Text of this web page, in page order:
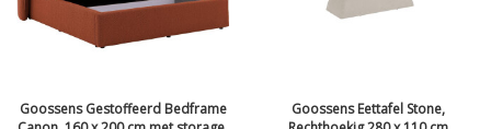
Goossens Gestoffeerd Bedframe
Goossens Eettafel Stone,